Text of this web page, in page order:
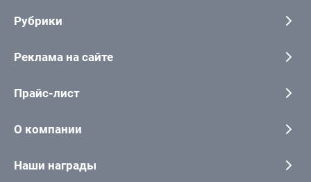
Рубрики
Реклама на сайте
Прайс-лист
О компании
Наши награды